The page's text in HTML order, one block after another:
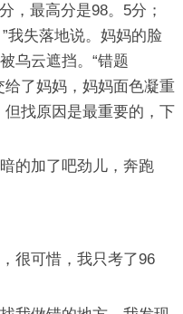
，最高分是98。5分；
我失落地说。妈妈的脸
乌云遮挡。“错题
给了妈妈，妈妈面色凝重
但找原因是最重要的，下
的加了吧劲儿，奔跑
可惜，我只考了96